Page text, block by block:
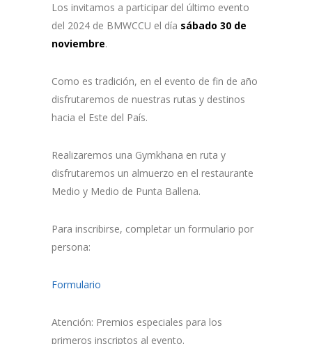
Los invitamos a participar del último evento
del 2024 de BMWCCU el día sábado 30 de
noviembre.
Como es tradición, en el evento de fin de año
disfrutaremos de nuestras rutas y destinos
hacia el Este del País.
Realizaremos una Gymkhana en ruta y
disfrutaremos un almuerzo en el restaurante
Medio y Medio de Punta Ballena.
Para inscribirse, completar un formulario por
persona:
Formulario
Atención: Premios especiales para los
primeros inscriptos al evento.